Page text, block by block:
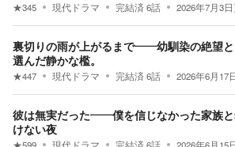
★345 現代ドラマ 完結済6話 2026年7月3日
裏切りの雨が上がるまで――幼馴染の絶望
選んだ静かな檻。
★447 現代ドラマ 完結済6話 2026年6月17
彼は無実だった――僕を信じなかった家族
けない夜